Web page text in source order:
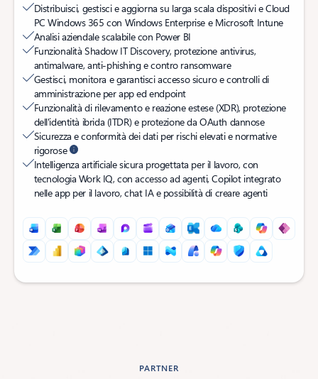
Distribuisci, gestisci e aggiorna su larga scala dispositivi e Cloud
PC Windows 365 con Windows Enterprise e Microsoft Intune
Analisi aziendale scalabile con Power BI
Funzionalità Shadow IT Discovery, protezione antivirus,
antimalware, anti-phishing e contro ransomware
Gestisci, monitora e garantisci accesso sicuro e controlli di
amministrazione per app ed endpoint
Funzionalità di rilevamento e reazione estese (XDR), protezione
dell'identità ibrida (ITDR) e protezione da OAuth dannose
Sicurezza e conformità dei dati per rischi elevati e normative
rigorose
Intelligenza artificiale sicura progettata per il lavoro, con
tecnologia Work IQ, con accesso ad agenti, Copilot integrato
nelle app per il lavoro, chat IA e possibilità di creare agenti
PARTNER